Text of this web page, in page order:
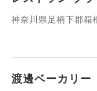
習いたい
神奈川県足柄下郡箱
渡邊ベーカリー